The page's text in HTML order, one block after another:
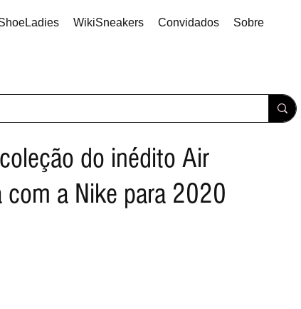
WikiSneakers Convidados Sobre
do inédito Air
com a Nike para 2020